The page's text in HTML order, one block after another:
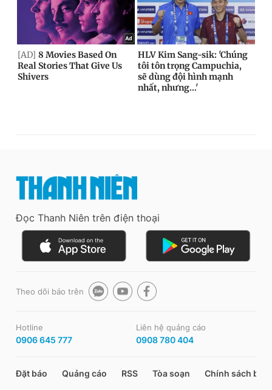
Đọc Thanh Niên trên điện thoại
Theo dõi báo trên
Hotline
0906 645 777
Liên hệ quảng cáo
0908 780 404
Đặt báo Quảng cáo RSS Tòa soạn Chính sách bảo